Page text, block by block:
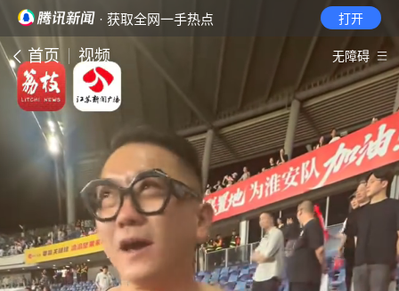
· 获取全网一手热点 打开
首页 视频 无障碍